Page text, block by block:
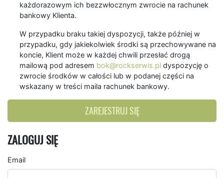
każdorazowym ich bezzwłocznym zwrocie na rachunek
bankowy Klienta.
W przypadku braku takiej dyspozycji, także później w
przypadku, gdy jakiekolwiek środki są przechowywane na
koncie, Klient może w każdej chwili przesłać drogą
mailową pod adresem bok@rockserwis.pl dyspozycję o
zwrocie środków w całości lub w podanej części na
wskazany w treści maila rachunek bankowy.
ZAREJESTRUJ SIĘ
ZALOGUJ SIĘ
Email